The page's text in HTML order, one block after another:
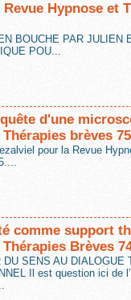
Hypnose et
BOUCHE PAR JULIEN
POU...
d'une
brèves
pour la Revue
comme support
Brèves
DU SENS AU DIALOGUE
Il est question ici de